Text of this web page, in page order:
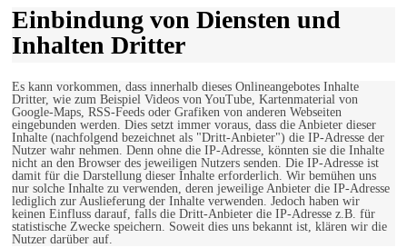
Einbindung von Diensten und
Inhalten Dritter
Es kann vorkommen, dass innerhalb dieses Onlineangebotes Inhalte
Dritter, wie zum Beispiel Videos von YouTube, Kartenmaterial von
Google-Maps, RSS-Feeds oder Grafiken von anderen Webseiten
eingebunden werden. Dies setzt immer voraus, dass die Anbieter dieser
Inhalte (nachfolgend bezeichnet als "Dritt-Anbieter") die IP-Adresse der
Nutzer wahr nehmen. Denn ohne die IP-Adresse, könnten sie die Inhalte
nicht an den Browser des jeweiligen Nutzers senden. Die IP-Adresse ist
damit für die Darstellung dieser Inhalte erforderlich. Wir bemühen uns
nur solche Inhalte zu verwenden, deren jeweilige Anbieter die IP-Adresse
lediglich zur Auslieferung der Inhalte verwenden. Jedoch haben wir
keinen Einfluss darauf, falls die Dritt-Anbieter die IP-Adresse z.B. für
statistische Zwecke speichern. Soweit dies uns bekannt ist, klären wir die
Nutzer darüber auf.